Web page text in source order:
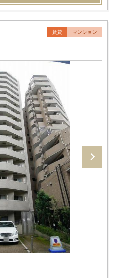
賃貸 マンション